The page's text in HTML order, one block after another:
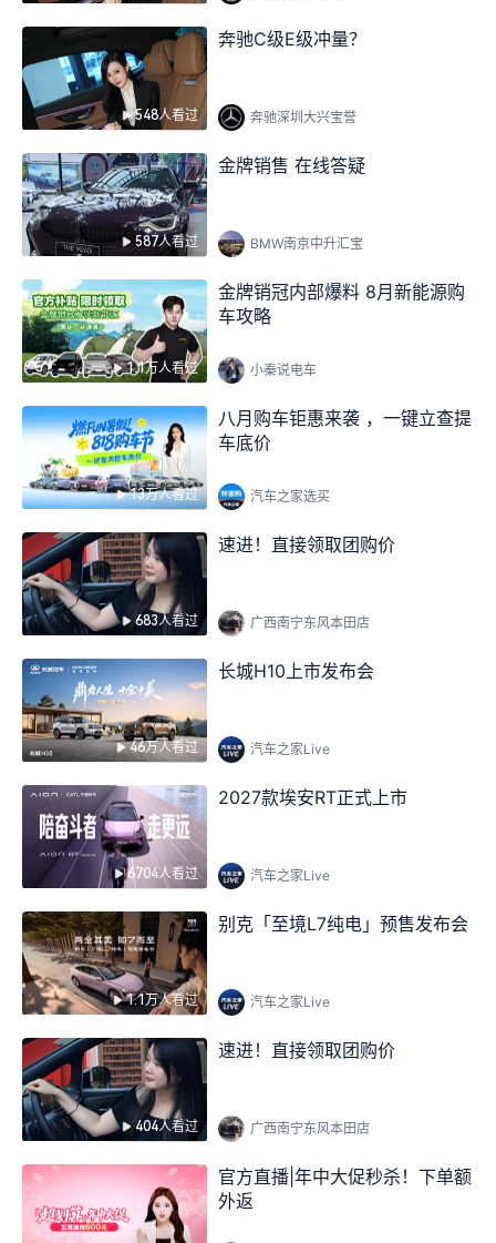
548人看过
奔驰C级E级冲量？
奔驰深圳大兴宝誉
587人看过
金牌销售 在线答疑
BMW南京中升汇宝
1.1万人看过
金牌销冠内部爆料 8月新能源购
车攻略
小秦说电车
13万人看过
八月购车钜惠来袭 ，一键立查提
车底价
汽车之家选买
683人看过
速进！直接领取团购价
广西南宁东风本田店
46万人看过
长城H10上市发布会
汽车之家Live
6704人看过
2027款埃安RT正式上市
汽车之家Live
1.1万人看过
别克「至境L7纯电」预售发布会
汽车之家Live
404人看过
速进！直接领取团购价
广西南宁东风本田店
官方直播|年中大促秒杀！下单额
外返